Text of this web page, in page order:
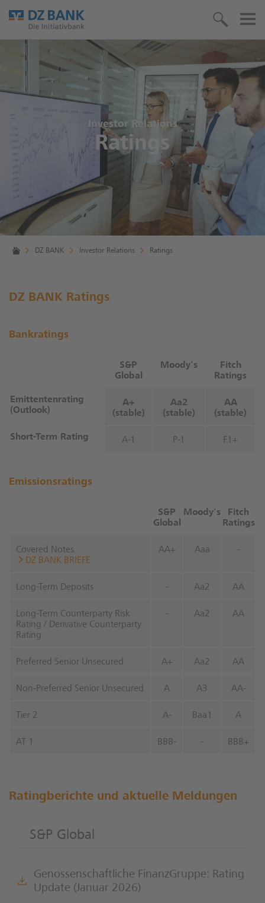
Investor Relations
Ratings
DZ BANK Investor Relations Ratings
DZ BANK Ratings
Bankratings
S&P
Global
Moody's
Fitch
Ratings
Emittentenrating
(Outlook)
A+
(stable)
Aa2
(stable)
AA
(stable)
Short-Term Rating A-1 P-1 F1+
Emissionsratings
S&P
Global
Moody's
Fitch
Ratings
Covered Notes
DZ BANK BRIEFE
AA+ Aaa -
Long-Term Deposits - Aa2 AA
Long-Term Counterparty Risk
Rating / Derivative Counterparty
Rating
- Aa2 AA
Preferred Senior Unsecured A+ Aa2 AA
Non-Preferred Senior Unsecured A A3 AA-
Tier 2 A- Baa1 A
AT 1 BBB- - BBB+
Ratingberichte und aktuelle Meldungen
S&P Global
Genossenschaftliche FinanzGruppe: Rating
Update (Januar 2026)